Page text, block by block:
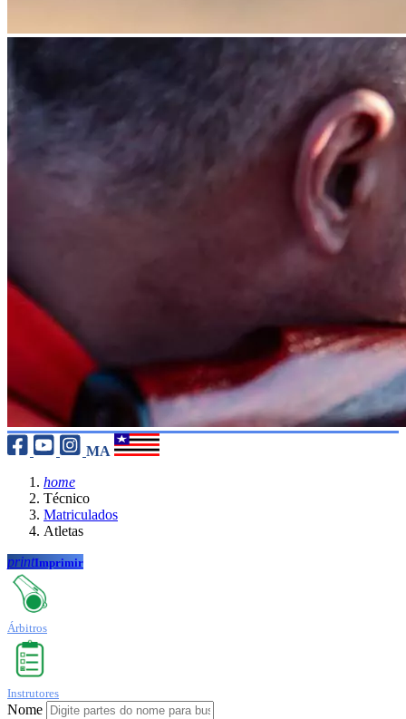
MA
home
Técnico
Matriculados
Atletas
printImprimir
Árbitros
Instrutores
Nome